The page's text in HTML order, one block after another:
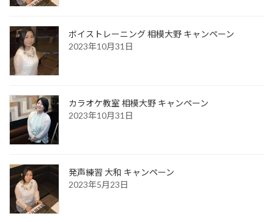
ボイストレーニング 相模大野 キャンペーン
2023年10月31日
カラオケ教室 相模大野 キャンペーン
2023年10月31日
発声練習 大和 キャンペーン
2023年5月23日